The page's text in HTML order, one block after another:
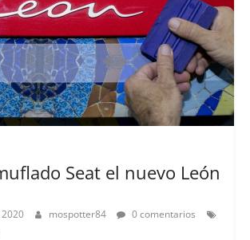
Seat el nuevo León
mospotter84
0 comentarios